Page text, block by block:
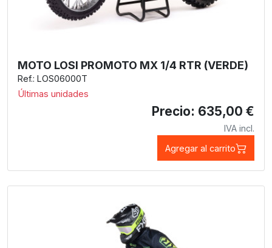
MOTO LOSI PROMOTO MX 1/4 RTR (VERDE)
Ref.: LOS06000T
Últimas unidades
Precio: 635,00 €
IVA incl.
Agregar al carrito